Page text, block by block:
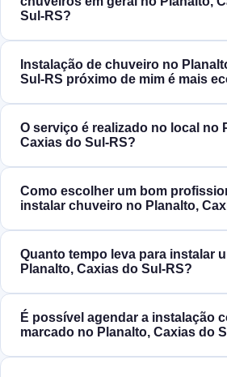
Sul‑RS?
Instalação de chuveiro no
Sul‑RS próximo de mim é mais
O serviço é realizado no local no
Caxias do Sul‑RS?
Como escolher um bom
instalar chuveiro no Planalto,
Quanto tempo leva para instalar
Planalto, Caxias do Sul‑RS?
É possível agendar a instalação
marcado no Planalto, Caxias do